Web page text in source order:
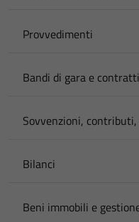
Provvedimenti
Bandi di gara e contratti
Sovvenzioni,
Bilanci
Beni immobili e